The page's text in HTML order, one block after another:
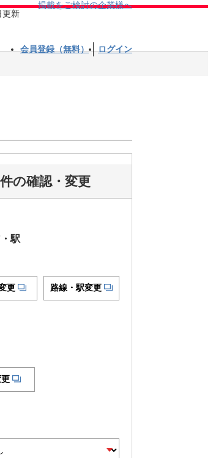
更新
掲載をご検討の企業様へ
会員登録（無料） ログイン
の確認・変更
駅
更 路線・駅変更